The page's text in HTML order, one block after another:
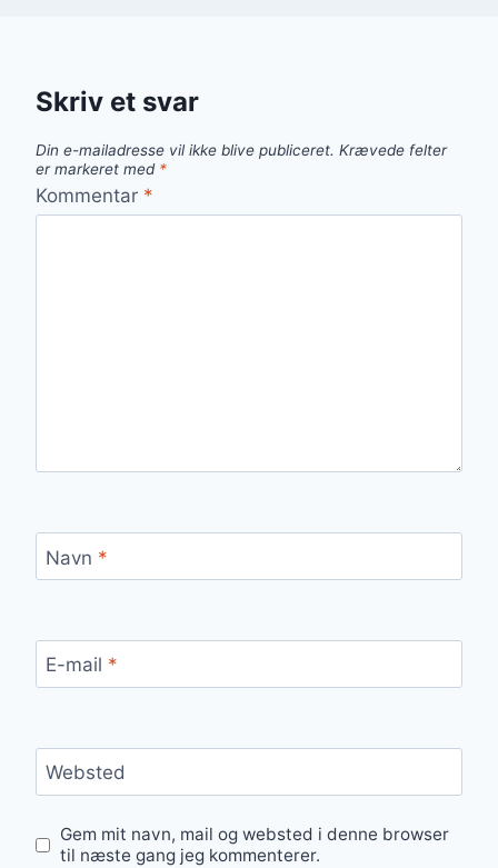
Skriv et svar
Din e-mailadresse vil ikke blive publiceret. Krævede felter
er markeret med *
Kommentar *
Navn *
E-mail *
Websted
Gem mit navn, mail og websted i denne browser
til næste gang jeg kommenterer.